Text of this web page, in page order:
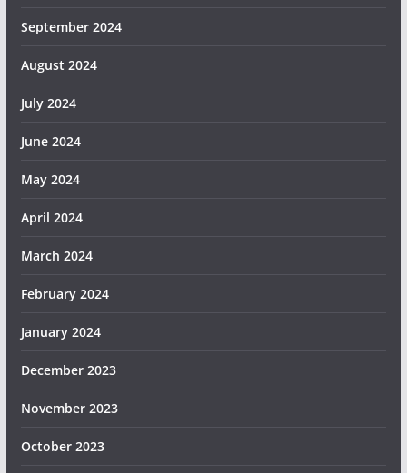
September 2024
August 2024
July 2024
June 2024
May 2024
April 2024
March 2024
February 2024
January 2024
December 2023
November 2023
October 2023